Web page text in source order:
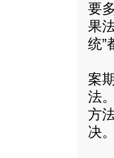
要
果
统”
据
案
法
方
决。
有